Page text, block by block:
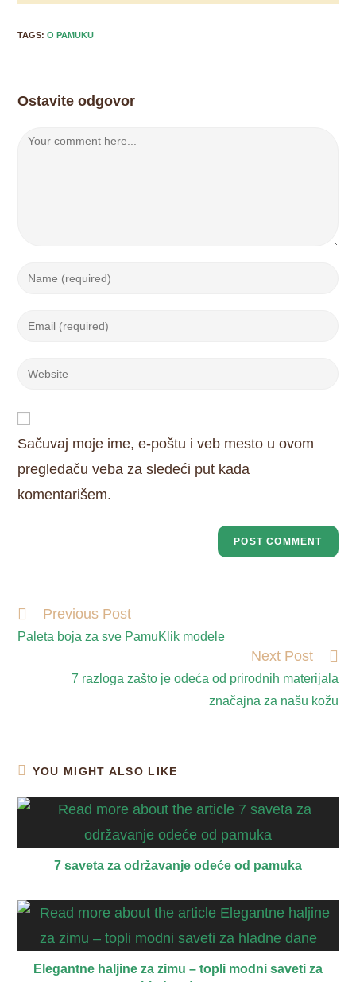
TAGS:O PAMUKU
Ostavite odgovor
Sačuvaj moje ime, e-poštu i veb mesto u ovom
pregledaču veba za sledeći put kada
komentarišem.
Previous Post
Paleta boja za sve PamuKlik modele
Next Post
7 razloga zašto je odeća od prirodnih materijala
značajna za našu kožu
YOU MIGHT ALSO LIKE
7 saveta za održavanje odeće od pamuka
Elegantne haljine za zimu – topli modni saveti za